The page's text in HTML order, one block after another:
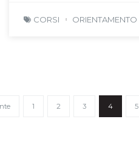
CORSI ORIENTAMENTO
1 2 3 4 5